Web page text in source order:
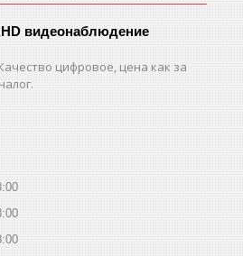
видеонаблюдение
цифровое, цена как за